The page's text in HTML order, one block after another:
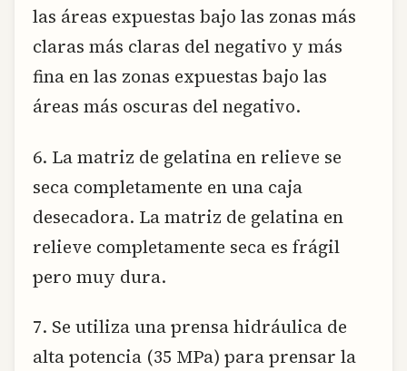
las áreas expuestas bajo las zonas más
claras más claras del negativo y más
fina en las zonas expuestas bajo las
áreas más oscuras del negativo.
6. La matriz de gelatina en relieve se
seca completamente en una caja
desecadora. La matriz de gelatina en
relieve completamente seca es frágil
pero muy dura.
7. Se utiliza una prensa hidráulica de
alta potencia (35 MPa) para prensar la